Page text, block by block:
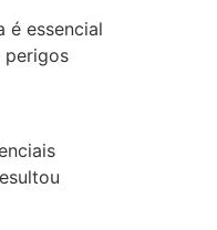
é essencial
perigos